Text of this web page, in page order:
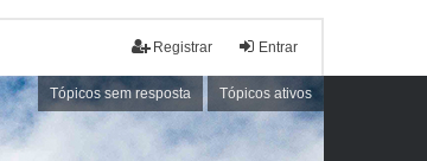
Entrar
Registrar
Tópicos sem resposta Tópicos ativos